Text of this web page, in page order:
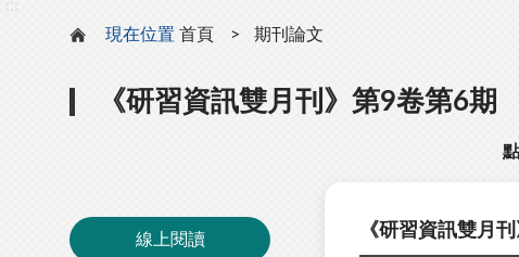
現在位置 首頁 期刊論文
《研習資訊雙月刊》第9卷第6期
線上閱讀 《研習資訊雙月